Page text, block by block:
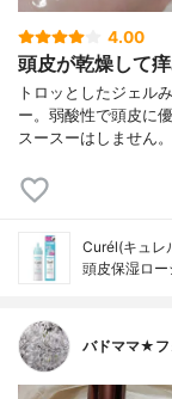
4.00
頭皮が乾燥して
トロッとしたジェル
ー。弱酸性で頭皮に
スースーはしません
Curél(キュレ
頭皮保湿ロー
バドママ★